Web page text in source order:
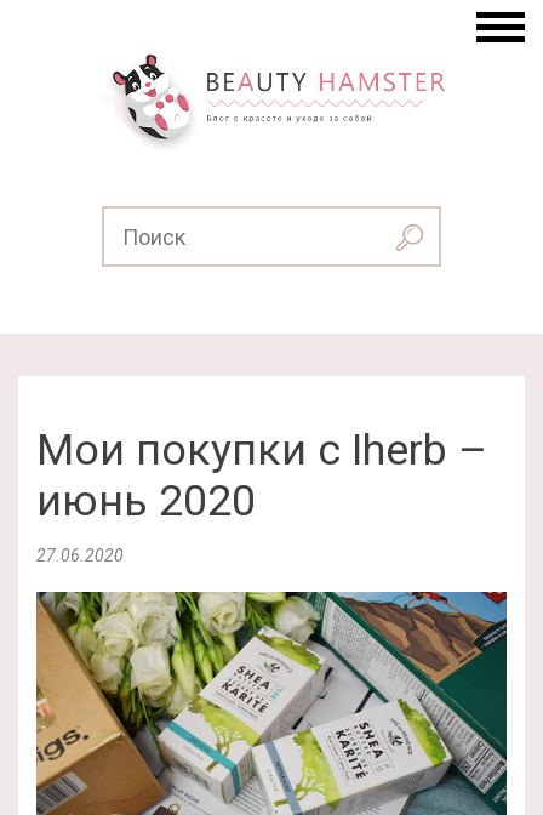
Мои покупки с Iherb –
июнь 2020
27.06.2020